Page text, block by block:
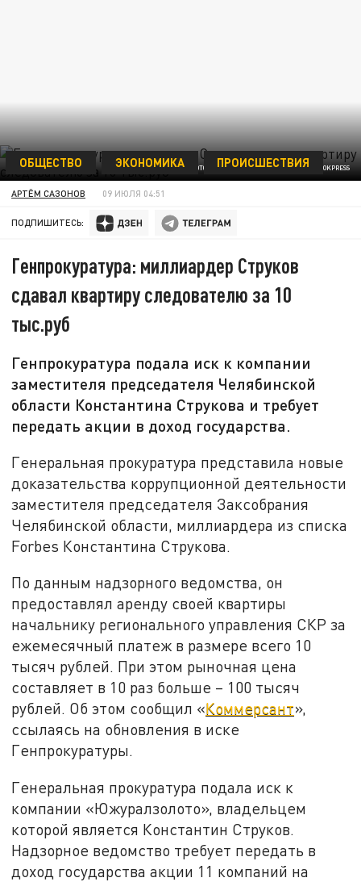
ФОТО: KONSTANTIN KOKOSHKIN/GLOBALLOOKPRESS
ОБЩЕСТВО ЭКОНОМИКА ПРОИСШЕСТВИЯ
АРТЁМ САЗОНОВ 09 ИЮЛЯ 04:51
ПОДПИШИТЕСЬ:
Генпрокуратура: миллиардер Струков
сдавал квартиру следователю за 10
тыс.руб
Генпрокуратура подала иск к компании
заместителя председателя Челябинской
области Константина Струкова и требует
передать акции в доход государства.
Генеральная прокуратура представила новые
доказательства коррупционной деятельности
заместителя председателя Заксобрания
Челябинской области, миллиардера из списка
Forbes Константина Струкова.
По данным надзорного ведомства, он
предоставлял аренду своей квартиры
начальнику регионального управления СКР за
ежемесячный платеж в размере всего 10
тысяч рублей. При этом рыночная цена
составляет в 10 раз больше – 100 тысяч
рублей. Об этом сообщил «Коммерсант»,
ссылаясь на обновления в иске
Генпрокуратуры.
Генеральная прокуратура подала иск к
компании «Южуралзолото», владельцем
которой является Константин Струков.
Надзорное ведомство требует передать в
доход государства акции 11 компаний на